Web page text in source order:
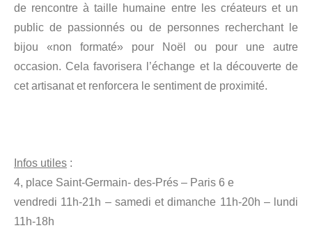
de rencontre à taille humaine entre les créateurs et un
public de passionnés ou de personnes recherchant le
bijou «non formaté» pour Noël ou pour une autre
occasion. Cela favorisera l’échange et la découverte de
cet artisanat et renforcera le sentiment de proximité.
Infos utiles :
4, place Saint-Germain- des-Prés – Paris 6 e
vendredi 11h-21h – samedi et dimanche 11h-20h – lundi
11h-18h